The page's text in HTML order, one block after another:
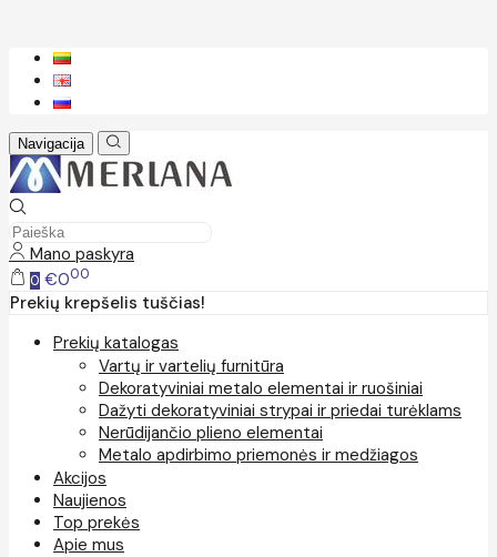
Navigacija
Mano paskyra
0 €000
Prekių krepšelis tuščias!
Prekių katalogas
Vartų ir vartelių furnitūra
Dekoratyviniai metalo elementai ir ruošiniai
Dažyti dekoratyviniai strypai ir priedai turėklams
Nerūdijančio plieno elementai
Metalo apdirbimo priemonės ir medžiagos
Akcijos
Naujienos
Top prekės
Apie mus